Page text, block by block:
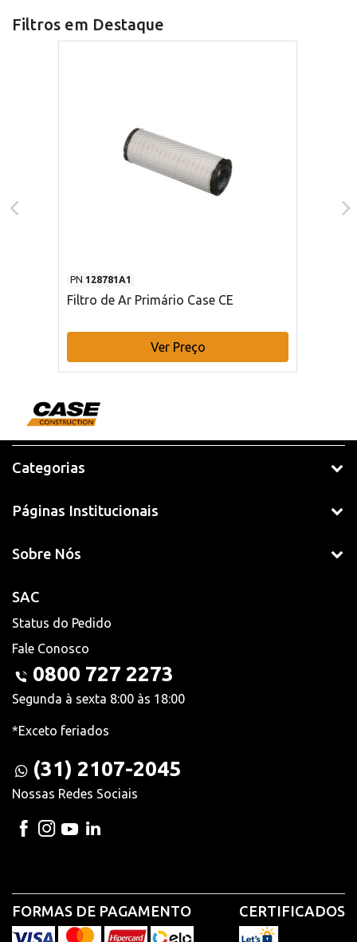
Filtros em Destaque
PN 128781A1
Filtro de Ar Primário Case CE
Ver Preço
Categorias
Páginas Institucionais
Sobre Nós
SAC
Status do Pedido
Fale Conosco
0800 727 2273
Segunda à sexta 8:00 às 18:00
*Exceto feriados
(31) 2107-2045
Nossas Redes Sociais
FORMAS DE PAGAMENTO CERTIFICADOS